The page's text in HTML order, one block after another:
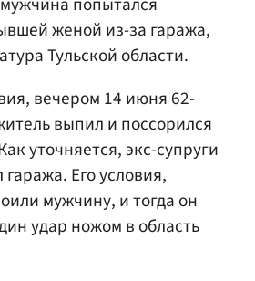
женой из-за гаража,
Тульской области.
вечером 14 июня 62-
выпил и поссорился
уточняется, экс-супруги
Его условия,
мужчину, и тогда он
удар ножом в область